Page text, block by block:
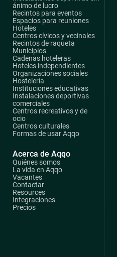
ánimo de lucro
Recintos para eventos
Espacios para reuniones
Hoteles
Centros cívicos y vecinales
Recintos de raqueta
Municipios
Cadenas hoteleras
Hoteles independientes
Organizaciones sociales
Hostelería
Instituciones educativas
Instalaciones deportivas
comerciales
Centros recreativos y de
ocio
Centros culturales
Formas de usar Aqqo
Acerca de Aqqo
Quiénes somos
La vida en Aqqo
Vacantes
Contactar
Resources
Integraciones
Precios